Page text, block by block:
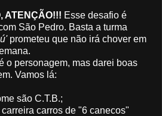
ATENÇÃO!!! Esse desafio é
São Pedro. Basta a turma
prometeu que não irá chover em
o personagem, mas darei boas
Vamos lá:
são C.T.B.;
carros de "6 canecos"